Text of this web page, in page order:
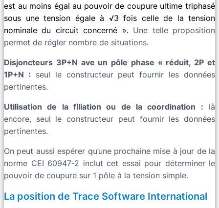
est au moins égal au pouvoir de coupure ultime triphasé
sous une tension égale à √3 fois celle de la tension
nominale du circuit concerné ». Une telle proposition
permet de régler nombre de situations.
Disjoncteurs 3P+N ave un pôle phase « réduit, 2P et
1P+N : seul le constructeur peut fournir les données
pertinentes.
Utilisation de la filiation ou de la coordination : là
encore, seul le constructeur peut fournir les données
pertinentes.
On peut aussi espérer qu’une prochaine mise à jour de la
norme CEI 60947-2 inclut cet essai pour déterminer le
pouvoir de coupure sur 1 pôle à la tension simple.
La position de Trace Software International